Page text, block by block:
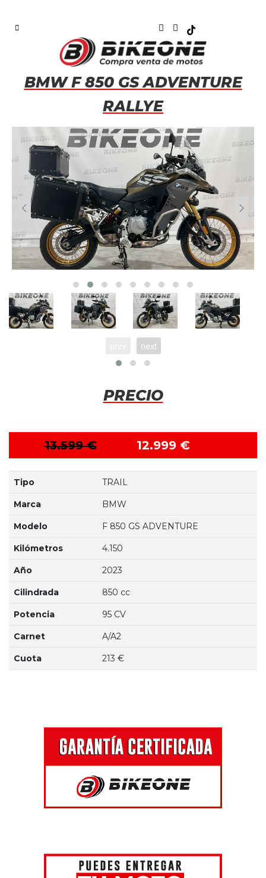
BMW F 850 GS ADVENTURE
RALLYE
next
PRECIO
13.599 € 12.999 €
Tipo TRAIL
Marca BMW
Modelo F 850 GS ADVENTURE
Kilómetros 4.150
Año 2023
Cilindrada 850 cc
Potencia 95 CV
Carnet A/A2
Cuota 213 €